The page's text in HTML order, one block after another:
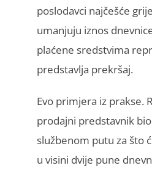
poslodavci najčešće
umanjuju iznos
plaćene sredstvima
predstavlja prekršaj.
Evo primjera iz prakse.
prodajni predstavnik
službenom putu za što
u visini dvije pune